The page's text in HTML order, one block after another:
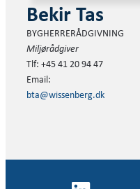
Bekir Tas
BYGHERRERÅDGIVNING
Miljørådgiver
Tlf: +45 41 20 94 47
Email:
bta@wissenberg.dk